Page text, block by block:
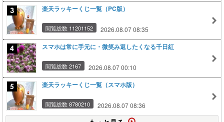
楽天ラッキーくじ一覧（PC版）
閲覧総数 11201152 2026.08.07 08:35
スマホは常に手元に・微笑み返したくなる千日紅
閲覧総数 2167 2026.08.07 00:10
楽天ラッキーくじ一覧（スマホ版）
閲覧総数 8780210 2026.08.07 08:36